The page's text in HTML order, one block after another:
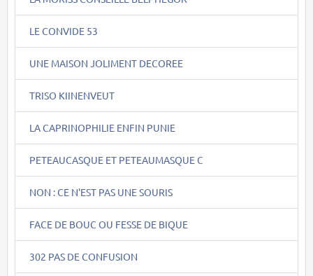
LE CONVIDE 53
UNE MAISON JOLIMENT DECOREE
TRISO KIINENVEUT
LA CAPRINOPHILIE ENFIN PUNIE
PETEAUCASQUE ET PETEAUMASQUE C
NON : CE N'EST PAS UNE SOURIS
FACE DE BOUC OU FESSE DE BIQUE
302 PAS DE CONFUSION